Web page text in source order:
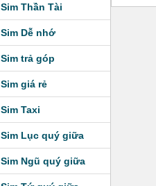
Sim Thần Tài
Sim Dễ nhớ
Sim trả góp
Sim giá rẻ
Sim Taxi
Sim Lục quý giữa
Sim Ngũ quý giữa